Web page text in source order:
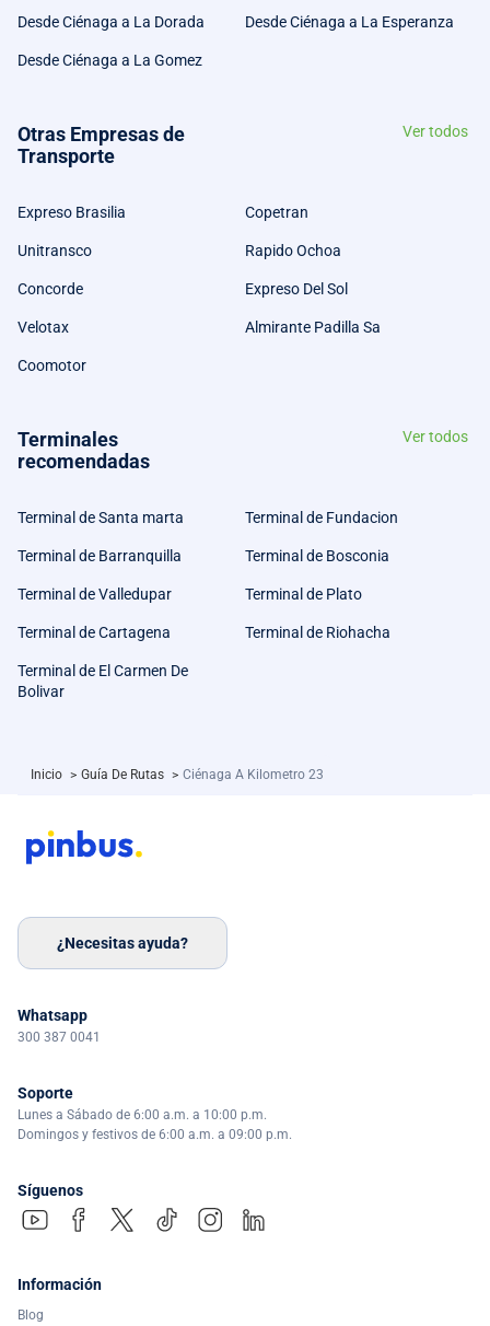
Desde Ciénaga a La Dorada Desde Ciénaga a La Esperanza
Desde Ciénaga a La Gomez
Otras Empresas de
Transporte
Ver todos
Expreso Brasilia Copetran
Unitransco Rapido Ochoa
Concorde Expreso Del Sol
Velotax Almirante Padilla Sa
Coomotor
Terminales
recomendadas
Ver todos
Terminal de Santa marta Terminal de Fundacion
Terminal de Barranquilla Terminal de Bosconia
Terminal de Valledupar Terminal de Plato
Terminal de Cartagena Terminal de Riohacha
Terminal de El Carmen De
Bolivar
Inicio > Guía De Rutas > Ciénaga A Kilometro 23
¿Necesitas ayuda?
Whatsapp
300 387 0041
Soporte
Lunes a Sábado de 6:00 a.m. a 10:00 p.m.
Domingos y festivos de 6:00 a.m. a 09:00 p.m.
Síguenos
Información
Blog